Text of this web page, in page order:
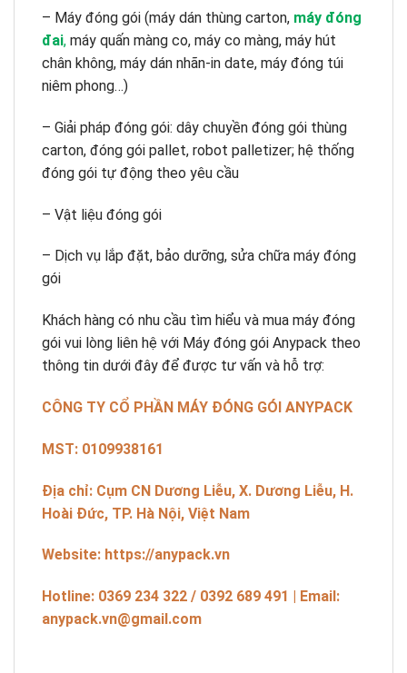
– Máy đóng gói (máy dán thùng carton, máy đóng
đai, máy quấn màng co, máy co màng, máy hút
chân không, máy dán nhãn-in date, máy đóng túi
niêm phong…)
– Giải pháp đóng gói: dây chuyền đóng gói thùng
carton, đóng gói pallet, robot palletizer; hệ thống
đóng gói tự động theo yêu cầu
– Vật liệu đóng gói
– Dịch vụ lắp đặt, bảo dưỡng, sửa chữa máy đóng
gói
Khách hàng có nhu cầu tìm hiểu và mua máy đóng
gói vui lòng liên hệ với Máy đóng gói Anypack theo
thông tin dưới đây để được tư vấn và hỗ trợ:
CÔNG TY CỔ PHẦN MÁY ĐÓNG GÓI ANYPACK
MST: 0109938161
Địa chỉ: Cụm CN Dương Liễu, X. Dương Liễu, H.
Hoài Đức, TP. Hà Nội, Việt Nam
Website: https://anypack.vn
Hotline: 0369 234 322 / 0392 689 491 | Email:
anypack.vn@gmail.com